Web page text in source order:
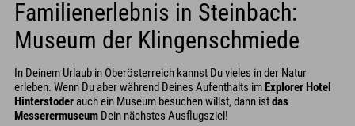
Familienerlebnis in Steinbach:
Museum der Klingenschmiede
In Deinem Urlaub in Oberösterreich kannst Du vieles in der Natur
erleben. Wenn Du aber während Deines Aufenthalts imExplorer Hotel
Hinterstoder auch ein Museum besuchen willst, dann istdas
Messerermuseum Dein nächstes Ausflugsziel!